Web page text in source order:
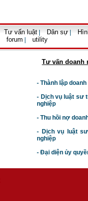
Tư vấn luật Dân sự
forum utility
Tư vấn doanh
- Thành lập
- Dịch vụ luật sư t
nghiệp
- Thu hồi nợ
- Dịch vụ luật
nghiệp
- Đại diện ủy